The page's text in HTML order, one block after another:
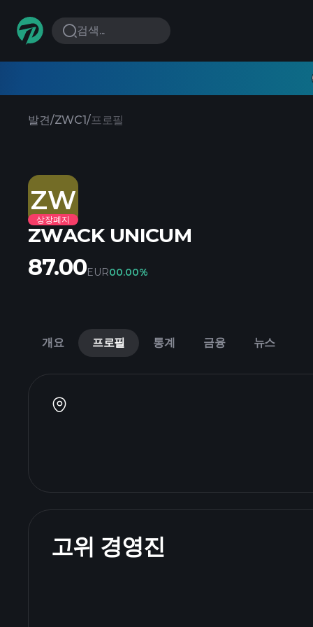
검색...
발견/ZWC1/프로필
ZW
상장폐지
ZWACK UNICUM
87.00EUR00.00%
개요 프로필 통계 금융 뉴스
고위 경영진